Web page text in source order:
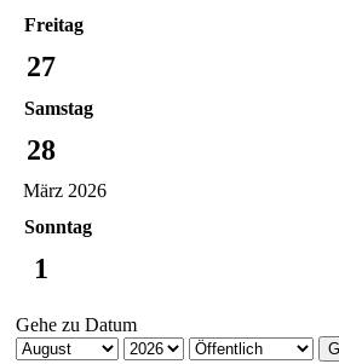
Freitag
27
Samstag
28
März 2026
Sonntag
1
Gehe zu Datum